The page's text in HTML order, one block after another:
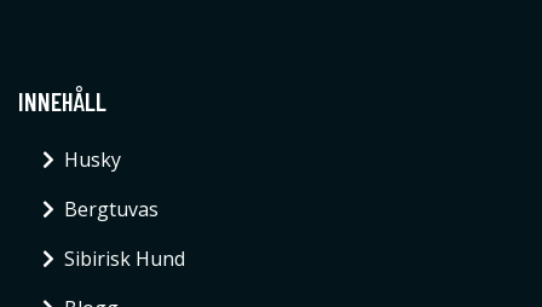
INNEHÅLL
Husky
Bergtuvas
Sibirisk Hund